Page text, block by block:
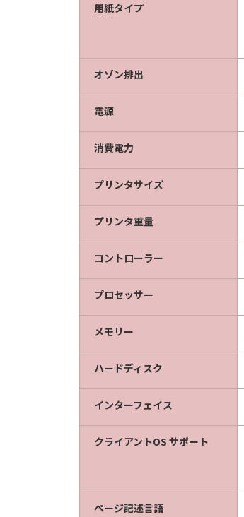
用紙タイプ
オゾン排出
電源
消費電力
プリンタサイズ
プリンタ重量
コントローラー
プロセッサー
メモリー
ハードディスク
インターフェイス
クライアントOS サポート
ページ記述言語